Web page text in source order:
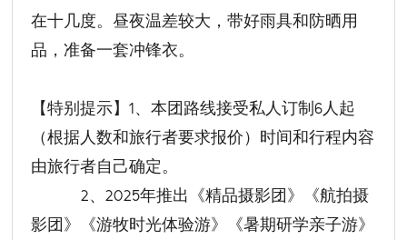
在十几度。昼夜温差较大，带好雨具和防晒用
品，准备一套冲锋衣。
【特别提示】1、本团路线接受私人订制6人起
（根据人数和旅行者要求报价）时间和行程内容
由旅行者自己确定。
2、2025年推出《精品摄影团》《航拍摄
影团》《游牧时光体验游》《暑期研学亲子游》